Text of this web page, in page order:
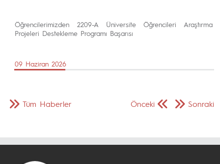
Öğrencilerimizden 2209-A Üniversite Öğrencileri Araştırma
Projeleri Destekleme Programı Başarısı
09 Haziran 2026
Önceki Sonraki
Tüm Haberler